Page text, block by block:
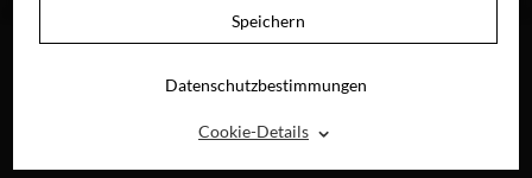
Speichern
Datenschutzbestimmungen
Cookie-Details ⌃